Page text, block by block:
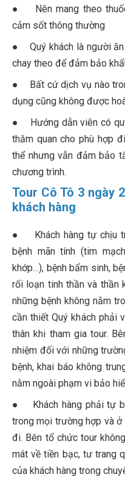
● Nên mang theo
cảm sốt thông thường
● Quý khách là người ăn
chay theo để đảm bảo
● Bất cứ dịch vụ nào
dụng cũng không được
● Hướng dẫn viên có
thăm quan cho phù hợp
thể nhưng vẫn đảm bảo
chương trình.
Tour Cô Tô 3 ngày
khách hàng
● Khách hàng tự chịu
bệnh mãn tính (tim
khớp…), bệnh bẩm sinh,
rối loạn tinh thần và thần
những bệnh không nằm
cần thiết Quý khách phải
thân khi tham gia tour.
nhiệm đối với những
bệnh, khai báo không
nằm ngoài phạm vi bảo
● Khách hàng phải tự
trong mọi trường hợp và
đi. Bên tổ chức tour
mát về tiền bạc, tư trang
của khách hàng trong